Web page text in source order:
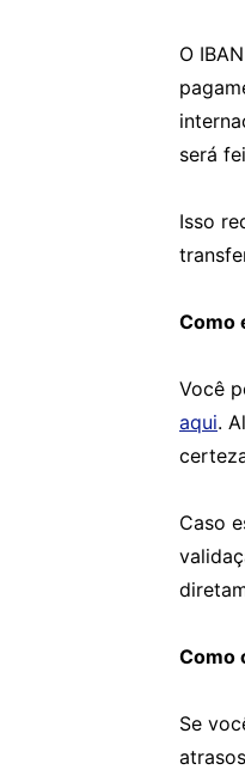
O
será
Isso
Como
Você
aqui.
Caso
Como
Se